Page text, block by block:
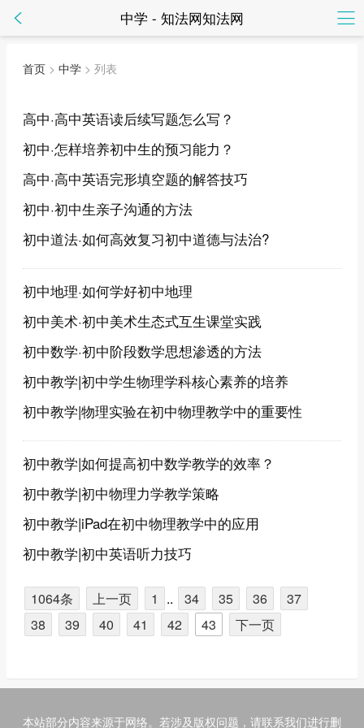
中学 - 知法网知法网
首页 > 中学 > 列表
高中·高中英语读后续写题怎么写？
初中·怎样培养初中生的预习能力？
高中·高中英语完形填空题的解答技巧
初中·初中生亲子沟通的方法
初中道法·如何高效复习初中道德与法治?
初中地理·如何学好初中地理
初中美术·初中美术生态式互生课堂实践
初中数学·初中阶段数学思想渗透的方法
初中教学|初中学生物理学科核心素养的培养
初中教学|物理实验在初中物理教学中的重要性
初中教学|如何提高初中数学教学的效率？
初中教学|初中物理力学教学策略
初中教学|iPad在初中物理教学中的应用
初中教学|初中英语听力技巧
1064条 上一页 1 .. 34 35 36
37
38
39 40 41 42 43 下一页
本站部分内容来源于网络。若涉及版权问题，请联系我们进行删